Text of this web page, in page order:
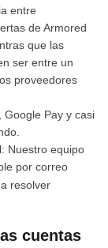
entre
de Armored
que las
ser entre un
proveedores
Google Pay y casi
Nuestro equipo
por correo
resolver
cuentas